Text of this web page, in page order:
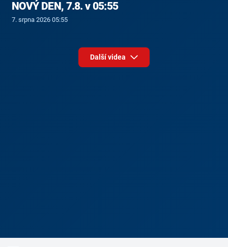
NOVÝ DEN, 7.8. v 05:55
7. srpna 2026 05:55
Další videa